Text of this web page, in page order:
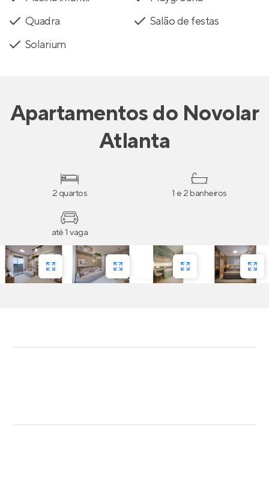
Quadra
Salão de festas
Solarium
Apartamentosdo Novolar
Atlanta
2 quartos 1 e 2 banheiros
até 1 vaga